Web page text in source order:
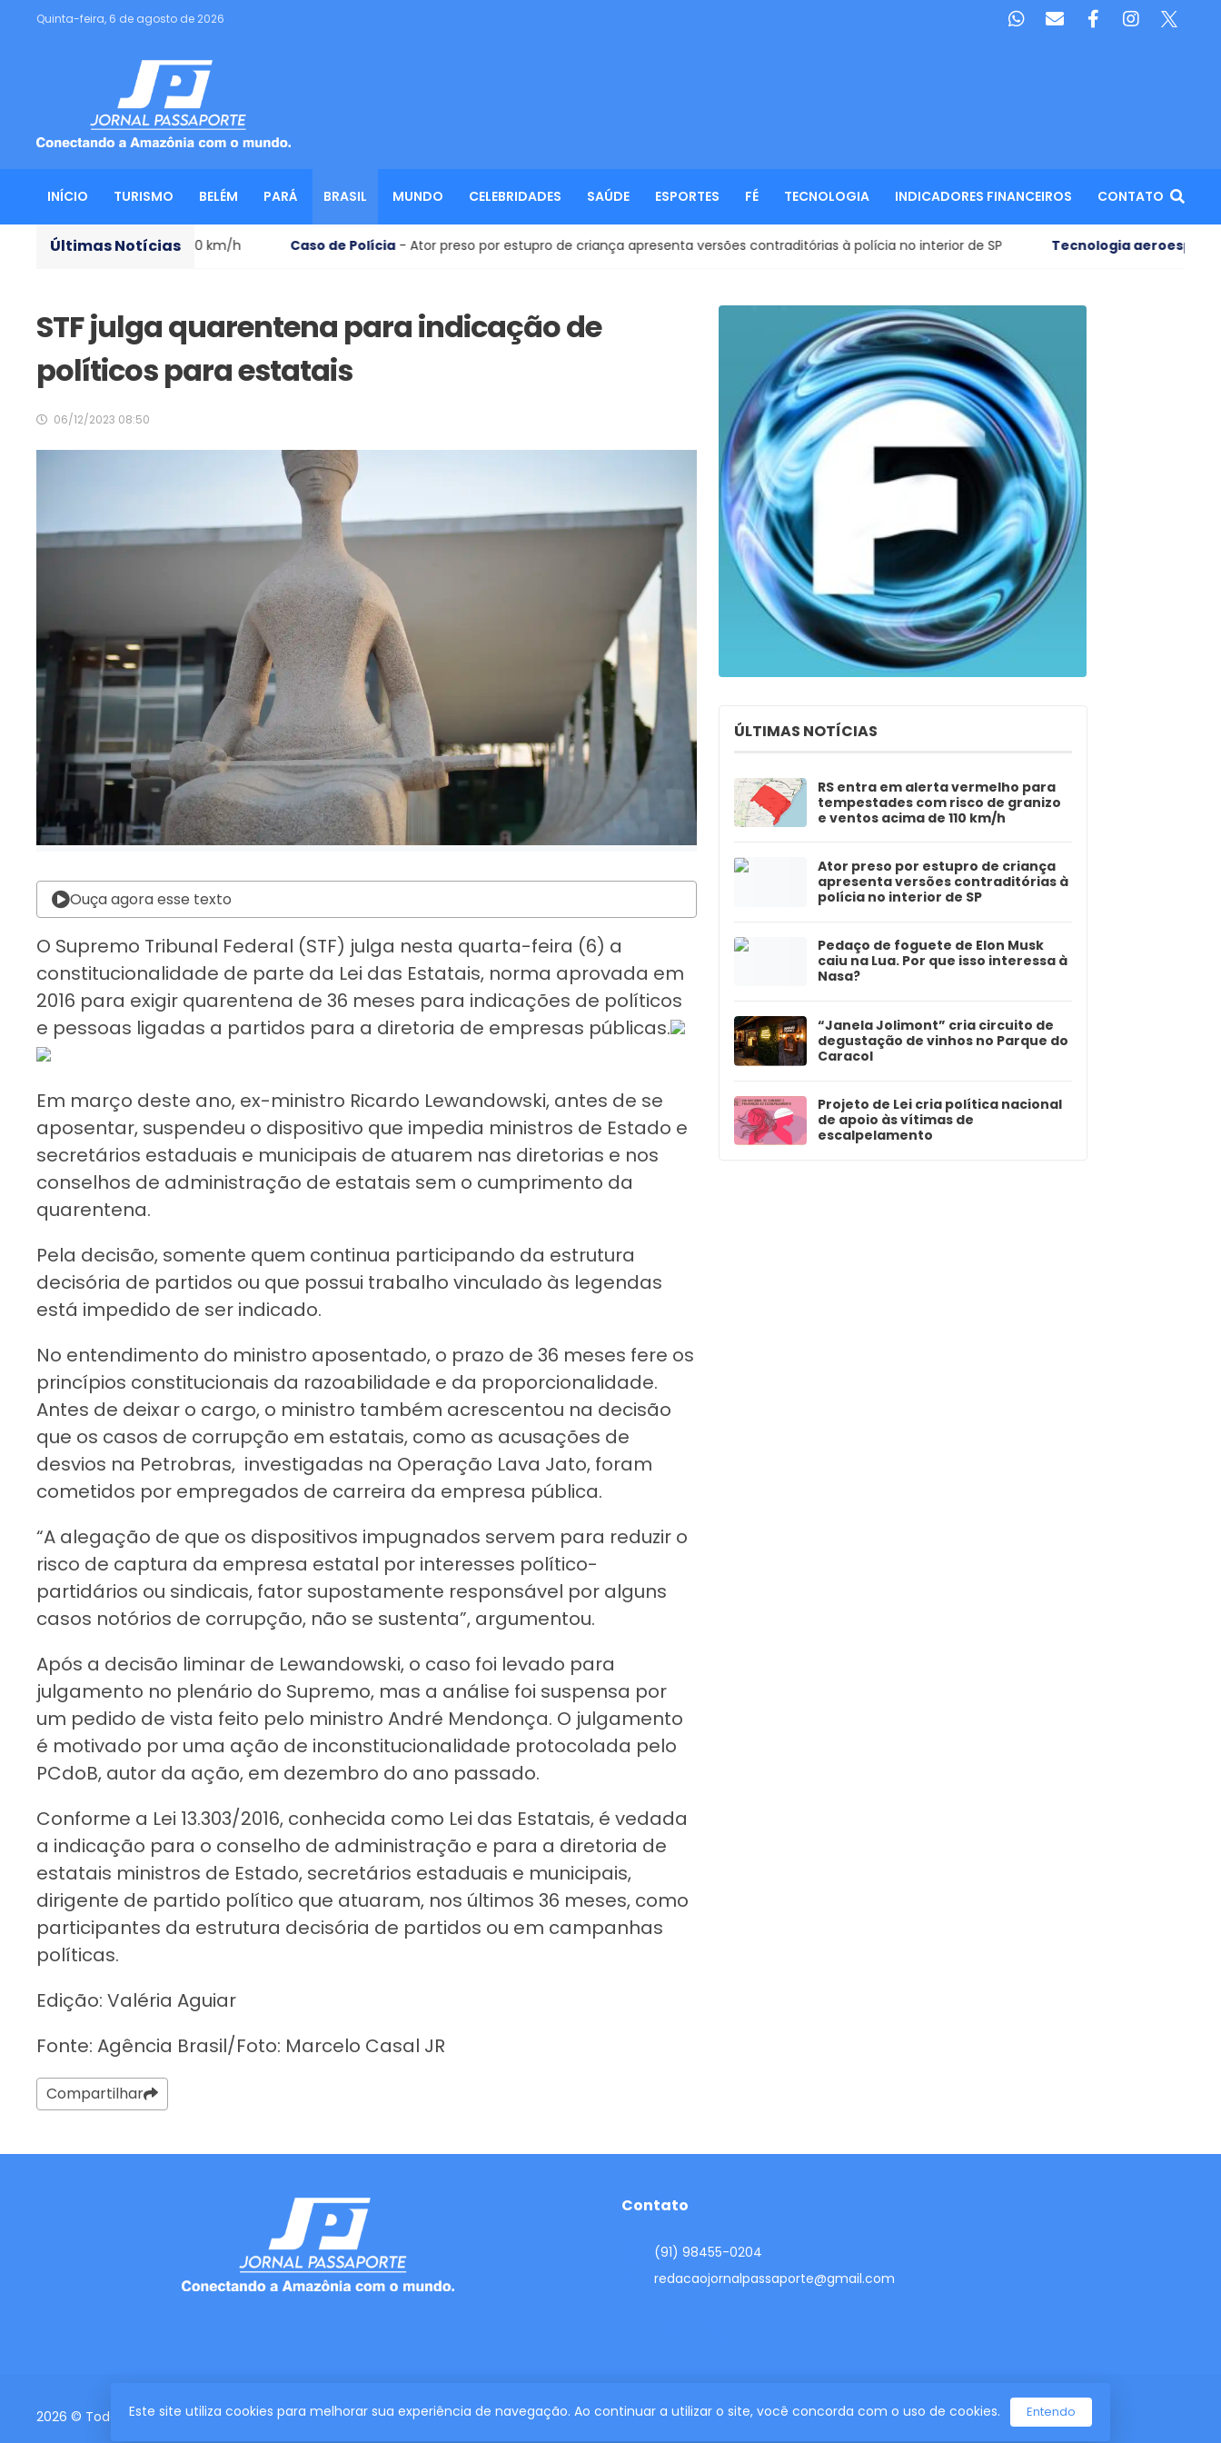
Quinta-feira, 6 de agosto de 2026
INÍCIO TURISMO BELÉM PARÁ BRASIL MUNDO CELEBRIDADES SAÚDE ESPORTES FÉ TECNOLOGIA INDICADORES FINANCEIROS CONTATO
Últimas Notícias
acima de 110 km/h Caso de Polícia- Ator preso por estupro de criança apresenta versões contraditórias à polícia no interior de SP Tecnologia aeroespacial- Pedaço de
STF julga quarentena para indicação de
políticos para estatais
06/12/2023 08:50
Ouça agora esse texto
O Supremo Tribunal Federal (STF) julga nesta quarta-feira (6) a
constitucionalidade de parte da Lei das Estatais, norma aprovada em
2016 para exigir quarentena de 36 meses para indicações de políticos
e pessoas ligadas a partidos para a diretoria de empresas públicas.
Em março deste ano, ex-ministro Ricardo Lewandowski, antes de se
aposentar, suspendeu o dispositivo que impedia ministros de Estado e
secretários estaduais e municipais de atuarem nas diretorias e nos
conselhos de administração de estatais sem o cumprimento da
quarentena.
Pela decisão, somente quem continua participando da estrutura
decisória de partidos ou que possui trabalho vinculado às legendas
está impedido de ser indicado.
No entendimento do ministro aposentado, o prazo de 36 meses fere os
princípios constitucionais da razoabilidade e da proporcionalidade.
Antes de deixar o cargo, o ministro também acrescentou na decisão
que os casos de corrupção em estatais, como as acusações de
desvios na Petrobras, investigadas na Operação Lava Jato, foram
cometidos por empregados de carreira da empresa pública.
“A alegação de que os dispositivos impugnados servem para reduzir o
risco de captura da empresa estatal por interesses político-
partidários ou sindicais, fator supostamente responsável por alguns
casos notórios de corrupção, não se sustenta”, argumentou.
Após a decisão liminar de Lewandowski, o caso foi levado para
julgamento no plenário do Supremo, mas a análise foi suspensa por
um pedido de vista feito pelo ministro André Mendonça. O julgamento
é motivado por uma ação de inconstitucionalidade protocolada pelo
PCdoB, autor da ação, em dezembro do ano passado.
Conforme a Lei 13.303/2016, conhecida como Lei das Estatais, é vedada
a indicação para o conselho de administração e para a diretoria de
estatais ministros de Estado, secretários estaduais e municipais,
dirigente de partido político que atuaram, nos últimos 36 meses, como
participantes da estrutura decisória de partidos ou em campanhas
políticas.
Edição: Valéria Aguiar
Fonte: Agência Brasil/Foto: Marcelo Casal JR
Compartilhar
ÚLTIMAS NOTÍCIAS
RS entra em alerta vermelho para
tempestades com risco de granizo
e ventos acima de 110 km/h
Ator preso por estupro de criança
apresenta versões contraditórias à
polícia no interior de SP
Pedaço de foguete de Elon Musk
caiu na Lua. Por que isso interessa à
Nasa?
“Janela Jolimont” cria circuito de
degustação de vinhos no Parque do
Caracol
Projeto de Lei cria política nacional
de apoio às vítimas de
escalpelamento
Este site utiliza cookies para melhorar sua experiência de navegação. Ao continuar a utilizar o site, você concorda com o uso de cookies. Entendo
Contato
(91) 98455-0204
redacaojornalpassaporte@gmail.com
2026 © Todos os direitos reservados.